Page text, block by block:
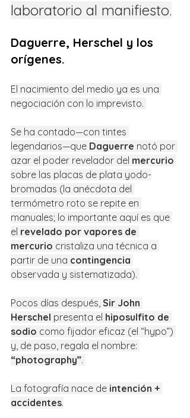
laboratorio al manifiesto.
Daguerre, Herschel y los
orígenes.
El nacimiento del medio ya es una
negociación con lo imprevisto.
Se ha contado—con tintes
legendarios—que Daguerre notó por
azar el poder revelador del mercurio
sobre las placas de plata yodo-
bromadas (la anécdota del
termómetro roto se repite en
manuales; lo importante aquí es que
el revelado por vapores de
mercurio cristaliza una técnica a
partir de una contingencia
observada y sistematizada).
Pocos días después, Sir John
Herschel presenta el hiposulfito de
sodio como fijador eficaz (el “hypo”)
y, de paso, regala el nombre:
“photography”.
La fotografía nace de intención +
accidentes.